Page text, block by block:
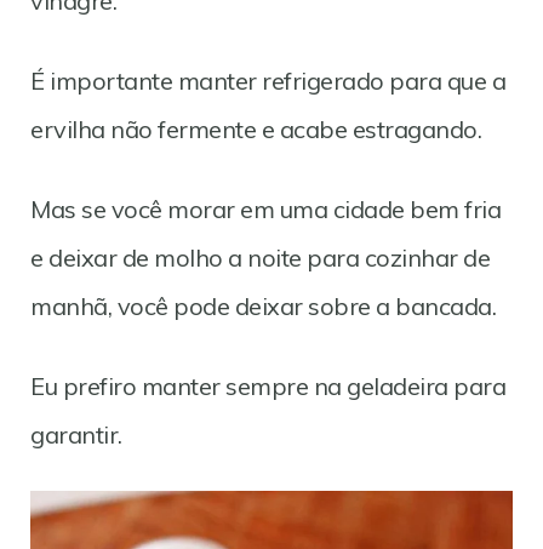
É importante manter refrigerado para que a
ervilha não fermente e acabe estragando.
Mas se você morar em uma cidade bem fria
e deixar de molho a noite para cozinhar de
manhã, você pode deixar sobre a bancada.
Eu prefiro manter sempre na geladeira para
garantir.